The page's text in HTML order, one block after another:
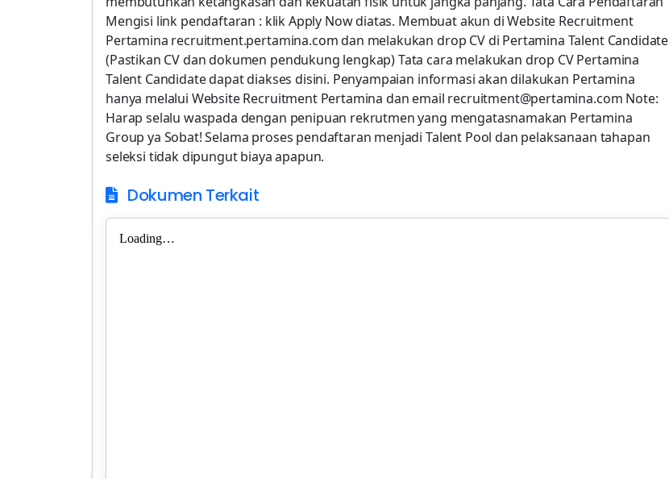
Mengisi link pendaftaran : klik Apply Now diatas. Membuat akun di Website Recruitment
Pertamina recruitment.pertamina.com dan melakukan drop CV di Pertamina Talent Candidate
(Pastikan CV dan dokumen pendukung lengkap) Tata cara melakukan drop CV Pertamina
Talent Candidate dapat diakses disini. Penyampaian informasi akan dilakukan Pertamina
hanya melalui Website Recruitment Pertamina dan email recruitment@pertamina.com Note:
Harap selalu waspada dengan penipuan rekrutmen yang mengatasnamakan Pertamina
Group ya Sobat! Selama proses pendaftaran menjadi Talent Pool dan pelaksanaan tahapan
seleksi tidak dipungut biaya apapun.
Dokumen Terkait